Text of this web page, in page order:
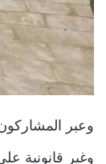
وعبر
وغير قانونية